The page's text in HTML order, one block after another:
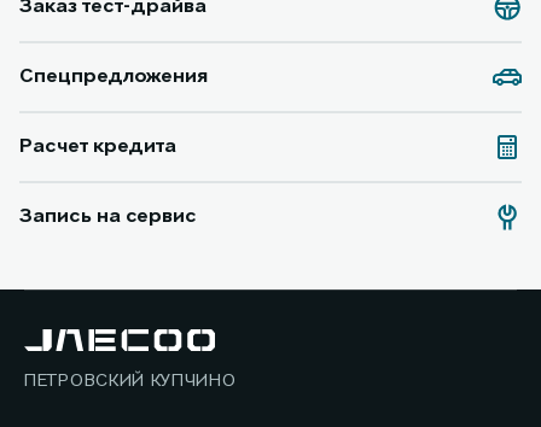
Заказ тест-драйва
Спецпредложения
Расчет кредита
Запись на сервис
ПЕТРОВСКИЙ КУПЧИНО